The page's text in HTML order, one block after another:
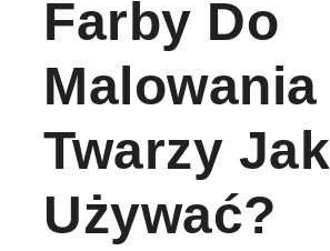
Farby Do
Malowania
Twarzy Jak
Używać?